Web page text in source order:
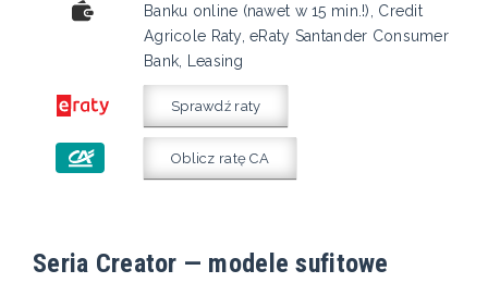
Banku online (nawet w 15 min.!), Credit
Agricole Raty, eRaty Santander Consumer
Bank, Leasing
Sprawdź raty
Oblicz ratę CA
Seria Creator — modele sufitowe